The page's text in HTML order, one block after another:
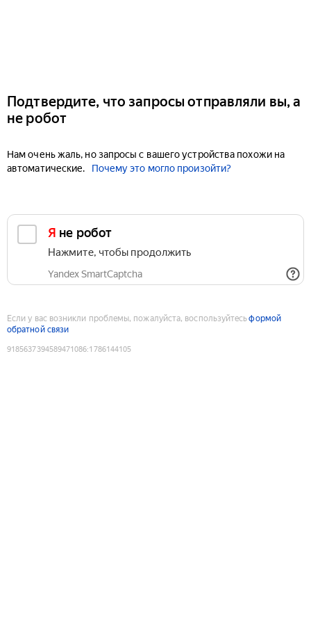
Подтвердите, что запросы отправляли вы, а
не робот
Нам очень жаль, но запросы с вашего устройства похожи на
автоматические.
Почему это могло произойти?
Я не робот
Нажмите, чтобы продолжить
Yandex SmartCaptcha
Если у вас возникли проблемы, пожалуйста, воспользуйтесьформой
обратной связи
9185637394589471086:1786144105